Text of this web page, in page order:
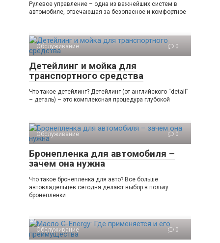
Рулевое управление – одна из важнейших систем в
автомобиле, отвечающая за безопасное и комфортное
Обслуживание 0
Детейлинг и мойка для
транспортного средства
Что такое детейлинг? Детейлинг (от английского “detail”
– деталь) – это комплексная процедура глубокой
Обслуживание 0
Бронепленка для автомобиля –
зачем она нужна
Что такое бронепленка для авто? Все больше
автовладельцев сегодня делают выбор в пользу
бронепленки
Обслуживание 0